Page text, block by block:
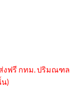
฿งฟรี กทม. ปริมณฑล
)